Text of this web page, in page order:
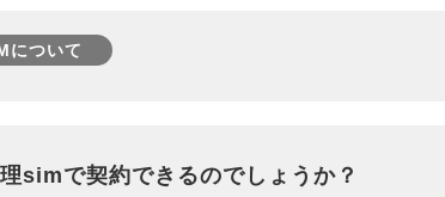
について
simで契約できるのでしょうか？